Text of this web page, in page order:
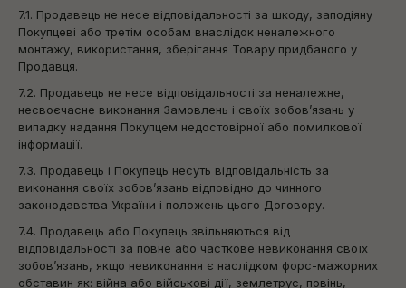
7.1. Продавець не несе відповідальності за шкоду, заподіяну
Покупцеві або третім особам внаслідок неналежного
монтажу, використання, зберігання Товару придбаного у
Продавця.
7.2. Продавець не несе відповідальності за неналежне,
несвоєчасне виконання Замовлень і своїх зобов’язань у
випадку надання Покупцем недостовірної або помилкової
інформації.
7.3. Продавець і Покупець несуть відповідальність за
виконання своїх зобов’язань відповідно до чинного
законодавства України і положень цього Договору.
7.4. Продавець або Покупець звільняються від
відповідальності за повне або часткове невиконання своїх
зобов’язань, якщо невиконання є наслідком форс-мажорних
обставин як: війна або військові дії, землетрус, повінь,